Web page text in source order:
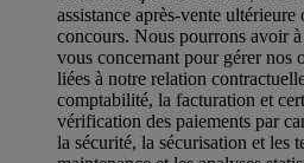
assistance après-vente
concours. Nous pourrons avoir
vous concernant pour gérer nos
liées à notre relation
comptabilité, la facturation et
vérification des paiements par
la sécurité, la sécurisation et les